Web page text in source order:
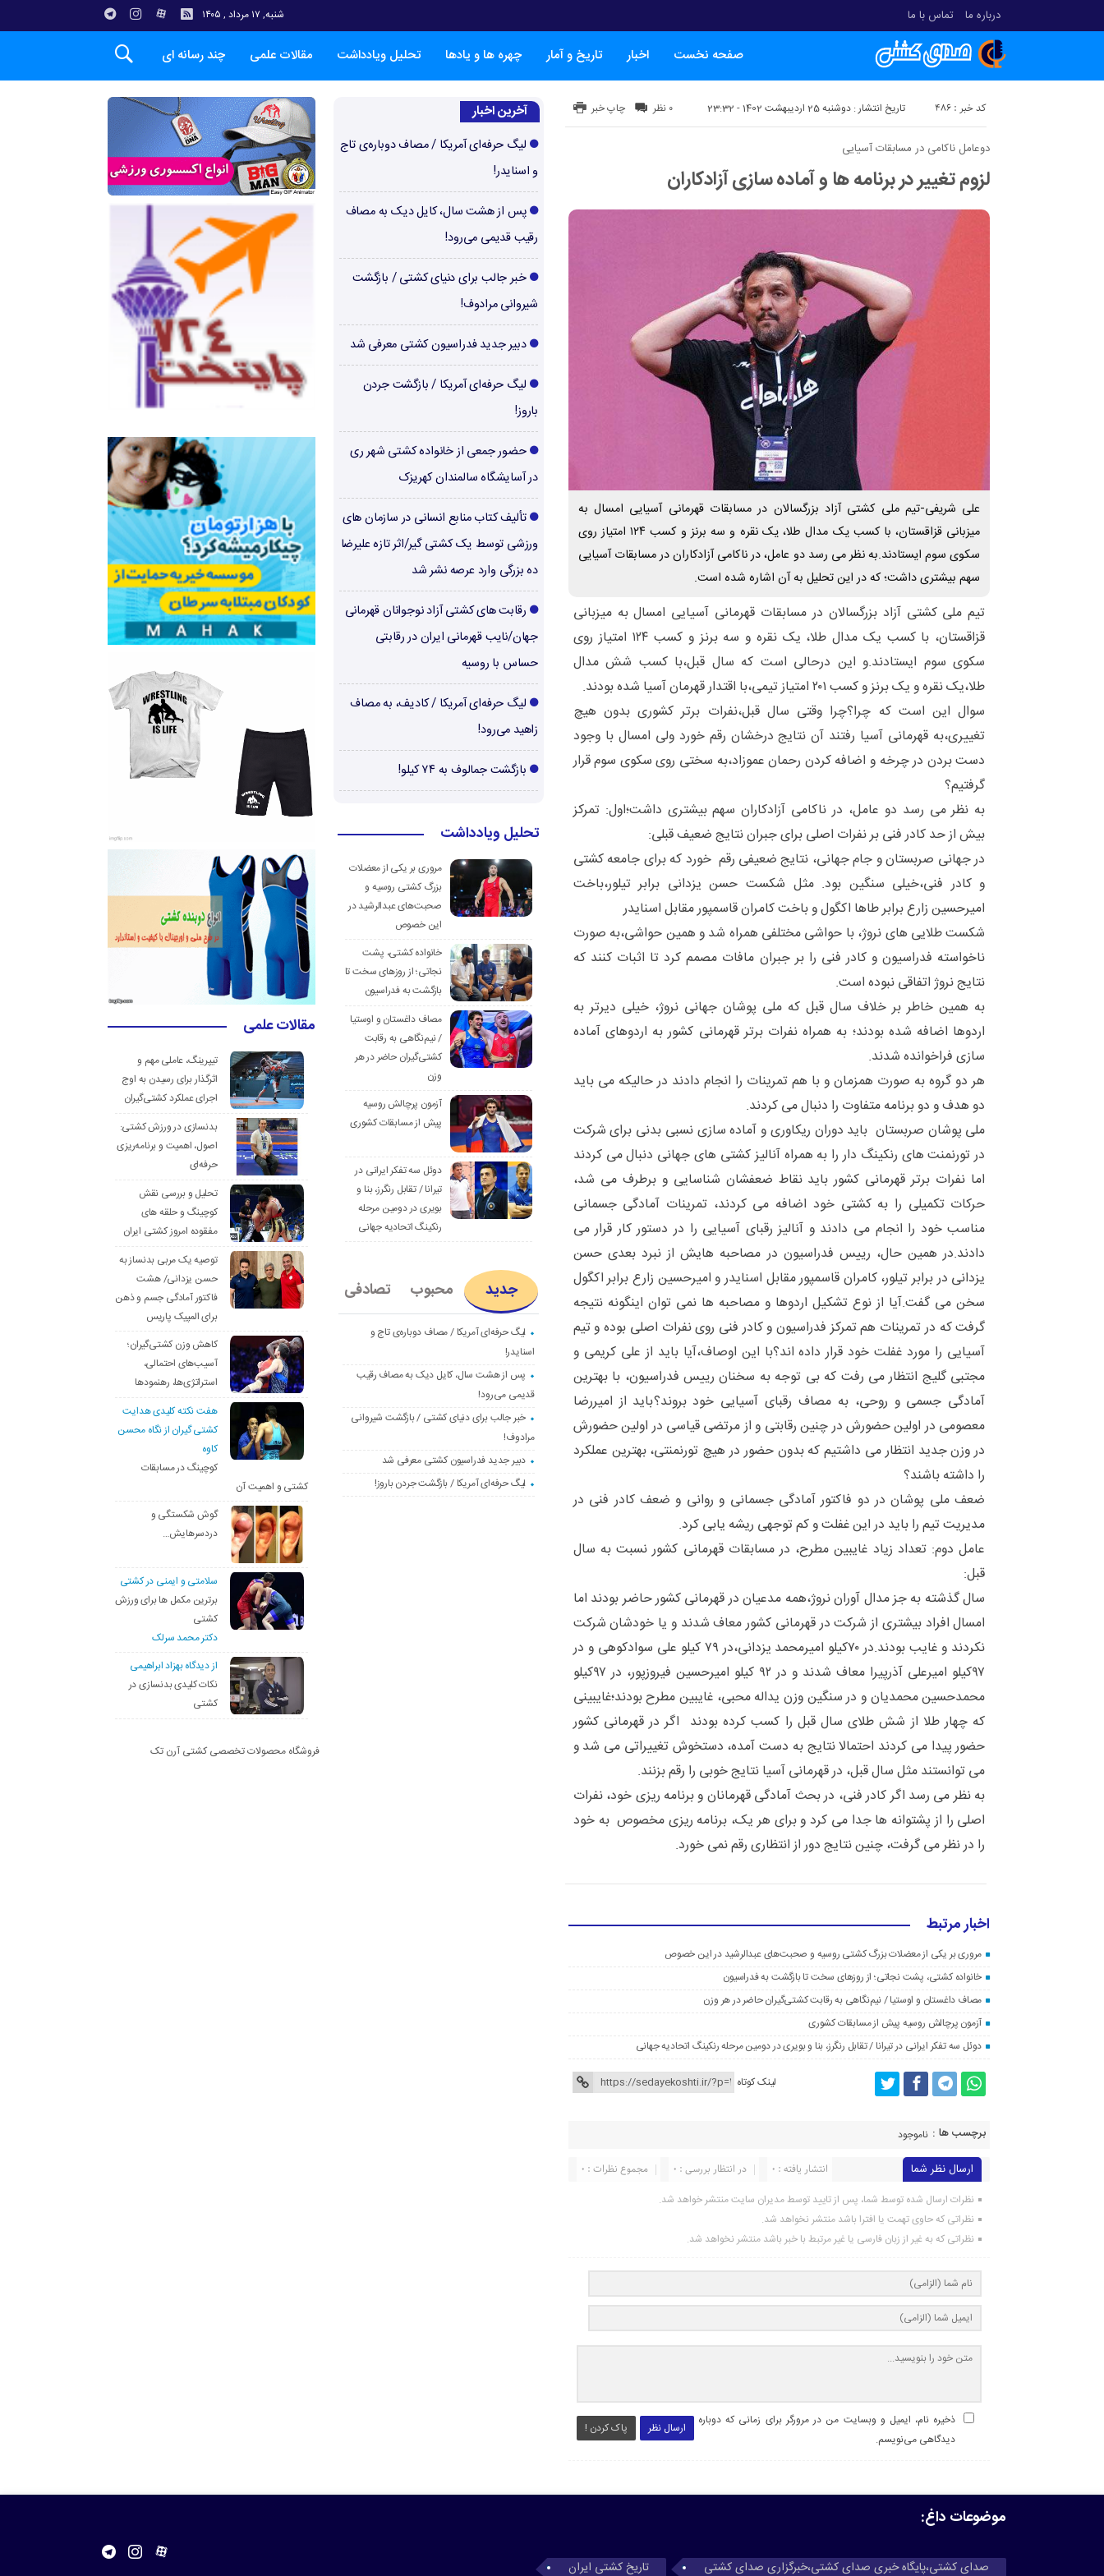
درباره ما تماس با ما شنبه, ۱۷ مرداد , ۱۴۰۵
صفحه نخست اخبار تاریخ و آمار چهره ها و یادها تحلیل ویادداشت مقالات علمی چند رسانه ای
تاریخ انتشار : دوشنبه 25 اردیبهشت 1402 - 23:32 کد خبر : 486 چاپ خبر ۰ نظر
دوعامل ناکامی در مسابقات آسیایی
لزوم تغییر در برنامه ها و آماده سازی آزادکاران
علی شریفی-تیم ملی کشتی آزاد بزرگسالان در مسابقات قهرمانی آسیایی امسال به
میزبانی قزاقستان، با کسب یک مدال طلا، یک نقره و سه برنز و کسب ۱۲۴ امتیاز روی
سکوی سوم ایستادند.به نظر می رسد دو عامل، در ناکامی آزادکاران در مسابقات آسیایی
سهم بیشتری داشت؛ که در این تحلیل به آن اشاره شده است.
تیم ملی کشتی آزاد بزرگسالان در مسابقات قهرمانی آسیایی امسال به میزبانی
قزاقستان، با کسب یک مدال طلا، یک نقره و سه برنز و کسب ۱۲۴ امتیاز روی
سکوی سوم ایستادند.و این درحالی است که سال قبل،با کسب شش مدال
طلا،یک نقره و یک برنز و کسب ۲۰۱ امتیاز تیمی،با اقتدار قهرمان آسیا شده بودند.
سوال این است که چرا؟چرا وقتی سال قبل،نفرات برتر کشوری بدون هیچ
تغییری،به قهرمانی آسیا رفتند آن نتایج درخشان رقم خورد ولی امسال با وجود
دست بردن در چرخه و اضافه کردن رحمان عموزاد،به سختی روی سکوی سوم قرار
گرفتیم؟
به نظر می رسد دو عامل، در ناکامی آزادکاران سهم بیشتری داشت؛اول: تمرکز
بیش از حد کادر فنی بر نفرات اصلی برای جبران نتایج ضعیف قبلی:
در جهانی صربستان و جام جهانی، نتایج ضعیفی رقم خورد که برای جامعه کشتی
و کادر فنی،خیلی سنگین بود. مثل شکست حسن یزدانی برابر تیلور،باخت
امیرحسین زارع برابر طاها اکگول و باخت کامران قاسمپور مقابل اسنایدر
شکست طلایی های نروژ، با حواشی مختلفی همراه شد و همین حواشی،به صورت
ناخواسته فدراسیون و کادر فنی را بر جبران مافات مصمم کرد تا اثبات کنند که
نتایج نروژ اتفاقی نبوده است.
به همین خاطر بر خلاف سال قبل که ملی پوشان جهانی نروژ، خیلی دیرتر به
اردوها اضافه شده بودند؛ به همراه نفرات برتر قهرمانی کشور به اردوهای آماده
سازی فراخوانده شدند.
هر دو گروه به صورت همزمان و با هم تمرینات را انجام دادند در حالیکه می باید
دو هدف و دو برنامه متفاوت را دنبال می کردند.
ملی پوشان صربستان باید دوران ریکاوری و آماده سازی نسبی بدنی برای شرکت
در تورنمنت های رنکینگ دار را به همراه آنالیز کشتی های جهانی دنبال می کردند
اما نفرات برتر قهرمانی کشور باید نقاط ضعفشان شناسایی و برطرف می شد،
حرکات تکمیلی را به کشتی خود اضافه می کردند، تمرینات آمادگی جسمانی
مناسب خود را انجام می دادند و آنالیز رقبای آسیایی را در دستور کار قرار می
دادند.در همین حال، رییس فدراسیون در مصاحبه هایش از نبرد بعدی حسن
یزدانی در برابر تیلور، کامران قاسمپور مقابل اسنایدر و امیرحسین زارع برابر اکگول
سخن می گفت.آیا از نوع تشکیل اردوها و مصاحبه ها نمی توان اینگونه نتیجه
گرفت که در تمرینات هم تمرکز فدراسیون و کادر فنی روی نفرات اصلی بوده و تیم
آسیایی را مورد غفلت خود قرار داده اند؟با این اوصاف،آیا باید از علی کریمی و
مجتبی گلیج انتظار می رفت که بی توجه به سخنان رییس فدراسیون، با بهترین
آمادگی جسمی و روحی، به مصاف رقبای آسیایی خود بروند؟باید از امیررضا
معصومی در اولین حضورش در چنین رقابتی و از مرتضی قیاسی در اولین حضورش
در وزن جدید انتظار می داشتیم که بدون حضور در هیچ تورنمنتی، بهترین عملکرد
را داشته باشند؟
ضعف ملی پوشان در دو فاکتور آمادگی جسمانی و روانی و ضعف کادر فنی در
مدیریت تیم را باید در این غفلت و کم توجهی ریشه یابی کرد.
عامل دوم: تعداد زیاد غایبین مطرح، در مسابقات قهرمانی کشور نسبت به سال
قبل:
سال گذشته به جز مدال آوران نروژ،همه مدعیان در قهرمانی کشور حاضر بودند اما
امسال افراد بیشتری از شرکت در قهرمانی کشور معاف شدند و یا خودشان شرکت
نکردند و غایب بودند.
در ۷۰کیلو امیرمحمد یزدانی،در ۷۹ کیلو علی سوادکوهی و در
۹۷کیلو امیرعلی آذرپیرا معاف شدند و در ۹۲ کیلو امیرحسین فیروزپور، در ۹۷کیلو
محمدحسین محمدیان و در سنگین وزن یداله محبی، غایبین مطرح بودند؛غایبینی
که چهار طلا از شش طلای سال قبل را کسب کرده بودند اگر در قهرمانی کشور
حضور پیدا می کردند احتمالا نتایج به دست آمده، دستخوش تغییراتی می شد و
می توانستند مثل سال قبل، در قهرمانی آسیا نتایج خوبی را رقم بزنند.
به نظر می رسد اگر کادر فنی، در بحث آمادگی قهرمانان و برنامه ریزی خود، نفرات
اصلی را از پشتوانه ها جدا می کرد و برای هر یک، برنامه ریزی مخصوص به خود
را در نظر می گرفت، چنین نتایج دور از انتظاری رقم نمی خورد.
اخبار مرتبط
مروری بر یکی از معضلات بزرگ کشتی روسیه و صحبت‌های عبدالرشید در این خصوص
خانواده کشتی، پشت نجاتی؛ از روزهای سخت تا بازگشت به فدراسیون
مصاف داغستان و اوستیا / نیم‌نگاهی به رقابت کشتی‌گیران حاضر در هر وزن
آزمون پرچالش روسیه پیش از مسابقات کشوری
دوئل سه تفکر ایرانی در تیرانا / تقابل رنگرز، بنا و بویری در دومین مرحله رنکینگ اتحادیه جهانی
لینک کوتاه
برچسب ها : ناموجود
ارسال نظر شما مجموع نظرات : 0 در انتظار بررسی : 0 انتشار یافته : ۰
نظرات ارسال شده توسط شما، پس از تایید توسط مدیران سایت منتشر خواهد شد.
نظراتی که حاوی تهمت یا افترا باشد منتشر نخواهد شد.
نظراتی که به غیر از زبان فارسی یا غیر مرتبط با خبر باشد منتشر نخواهد شد.
ارسال نظر پاک کردن !
ذخیره نام، ایمیل و وبسایت من در مرورگر برای زمانی که دوباره
دیدگاهی می‌نویسم.
آخرین اخبار
لیگ حرفه‌ای آمریکا / مصاف دوباره‌ی تاج
و اسنایدر!
پس از هشت سال، کایل دیک به مصاف
رقیب قدیمی می‌رود!
خبر جالب برای دنیای کشتی / بازگشت
شیروانی مرادوف!
دبیر جدید فدراسیون کشتی معرفی شد
لیگ حرفه‌ای آمریکا / بازگشت جردن
باروز!
حضور جمعی از خانواده کشتی شهر ری
در آسایشگاه سالمندان کهریزک
تألیف کتاب منابع انسانی در سازمان های
ورزشی توسط یک کشتی گیر/اثر تازه علیرضا
ده بزرگی وارد عرصه نشر شد
رقابت های کشتی آزاد نوجوانان قهرمانی
جهان/نایب قهرمانی ایران در رقابتی
حساس با روسیه
لیگ حرفه‌ای آمریکا / کادیف، به مصاف
زاهید می‌رود!
بازگشت جمالوف به ۷۴ کیلو!
تحلیل ویادداشت
مروری بر یکی از معضلات
بزرگ کشتی روسیه و
صحبت‌های عبدالرشید در
این خصوص
خانواده کشتی، پشت
نجاتی؛ از روزهای سخت تا
بازگشت به فدراسیون
مصاف داغستان و اوستیا
/ نیم‌نگاهی به رقابت
کشتی‌گیران حاضر در هر
وزن
آزمون پرچالش روسیه
پیش از مسابقات کشوری
دوئل سه تفکر ایرانی در
تیرانا / تقابل رنگرز، بنا و
بویری در دومین مرحله
رنکینگ اتحادیه جهانی
جدید محبوب تصادفی
لیگ حرفه‌ای آمریکا / مصاف دوباره‌ی تاج و
اسنایدر!
پس از هشت سال، کایل دیک به مصاف رقیب
قدیمی می‌رود!
خبر جالب برای دنیای کشتی / بازگشت شیروانی
مرادوف!
دبیر جدید فدراسیون کشتی معرفی شد
لیگ حرفه‌ای آمریکا / بازگشت جردن باروز!
مقالات علمی
تیپرینگ، عاملی مهم و
اثرگذار برای رسیدن به اوج
اجرای عملکرد کشتی‌گیران
بدنسازی در ورزش کشتی:
اصول، اهمیت و برنامه‌ریزی
حرفه‌ای
تحلیل و بررسی نقش
کوچینگ و حلقه های
مفقوده امروز کشتی ایران
توصیه یک مربی بدنساز به
حسن یزدانی/ هشت
فاکتور آمادگی جسم و ذهن
برای المپیک پاریس
کاهش وزن کشتی‌گیران؛
آسیب‌های احتمالی،
استراتژی‌ها، رهنمودها
هفت نکته کلیدی هدایت
کشتی گیران از نگاه محسن
کاوه
کوچینگ در مسابقات
کشتی و اهمیت آن
گوش شکستگی و
دردسرهایش…
سلامتی و ایمنی در کشتی
برترین مکمل ها برای ورزش
کشتی
دکتر محمد سرلک
از دیدگاه بهزاد ابراهیمی
نکات کلیدی بدنسازی در
کشتی
فروشگاه محصولات تخصصی کشتی آرن تک
موضوعات داغ:
صدای کشتی،پایگاه خبری صدای کشتی،خبرگزاری صدای کشتی تاریخ کشتی ایران